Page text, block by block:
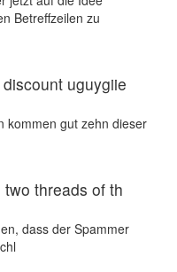
Betreffzeilen zu
uguygiie
kommen gut zehn dieser
threads of th
dass der Spammer